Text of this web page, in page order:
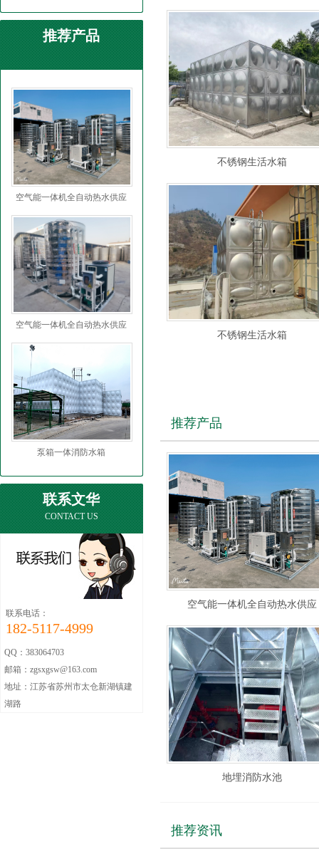
推荐产品
空气能一体机全自动热水供应
空气能一体机全自动热水供应
泵箱一体消防水箱
联系文华
CONTACT US
联系电话：
182-5117-4999
QQ：383064703
邮箱：zgsxgsw@163.com
地址：江苏省苏州市太仓新湖镇建
湖路
不锈钢生活水箱
不锈钢生活水箱
推荐产品
空气能一体机全自动热水供应
地埋消防水池
推荐资讯